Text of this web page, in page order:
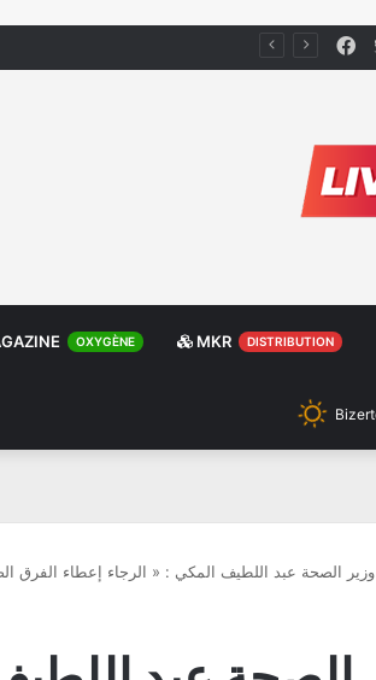
OXYGÈNE MKR DISTRIBUTION
« وزير الصحة عبد اللطيف المكي : « الرجاء إعطاء الفرق